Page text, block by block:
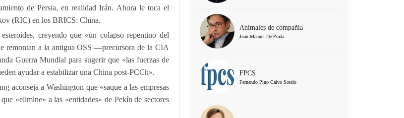
de Persia, en realidad Irán. Ahora le toca el
(RIC) en los BRICS: China.
creyendo que «un colapso repentino del
remontan a la antigua OSS —precursora de la CIA
Guerra Mundial para sugerir que «las fuerzas de
ayudar a estabilizar una China post-PCCh».
aconseja a Washington que «saque a las empresas
«elimine» a las «entidades» de Pekín de sectores
Animales de compañía
Juan Manuel De Prada
FPCS
Fernando Pino Calvo Sotelo